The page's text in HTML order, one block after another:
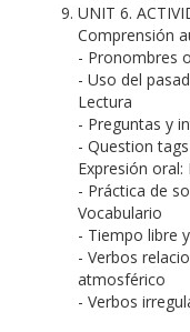
UNIT 6.
Comprensión
- Pronombres
- Uso del
Lectura
- Preguntas y
- Question
Expresión
- Práctica de
Vocabulario
- Tiempo libre
- Verbos
atmosférico
- Verbos